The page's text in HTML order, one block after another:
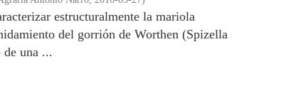
estructuralmente la mariola
del gorrión de Worthen (Spizella
una ...